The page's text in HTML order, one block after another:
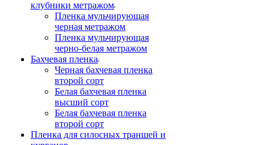
клубники метражом
Пленка мульчирующая
черная метражом
Пленка мульчирующая
черно-белая метражом
Бахчевая пленка
Черная бахчевая пленка
второй сорт
Белая бахчевая пленка
высший сорт
Белая бахчевая пленка
второй сорт
Пленка для силосных траншей и